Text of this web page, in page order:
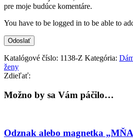
pre moje budúce komentáre.
You have to be logged in to be able to
Katalógové číslo: 1138-Z Kategória:
ženy
Zdieľať:
Možno by sa Vám páčilo…
Odznak alebo magnetka